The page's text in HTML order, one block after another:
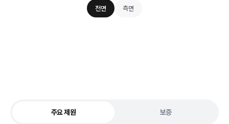
전면 측면
주요 제원 보증